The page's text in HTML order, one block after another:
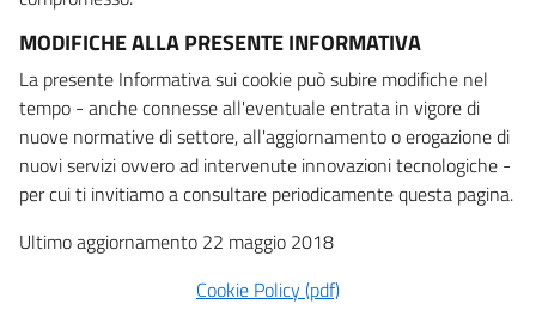
MODIFICHE ALLA PRESENTE INFORMATIVA
La presente Informativa sui cookie può subire modifiche nel
tempo - anche connesse all'eventuale entrata in vigore di
nuove normative di settore, all'aggiornamento o erogazione di
nuovi servizi ovvero ad intervenute innovazioni tecnologiche -
per cui ti invitiamo a consultare periodicamente questa pagina.
Ultimo aggiornamento 22 maggio 2018
Cookie Policy (pdf)